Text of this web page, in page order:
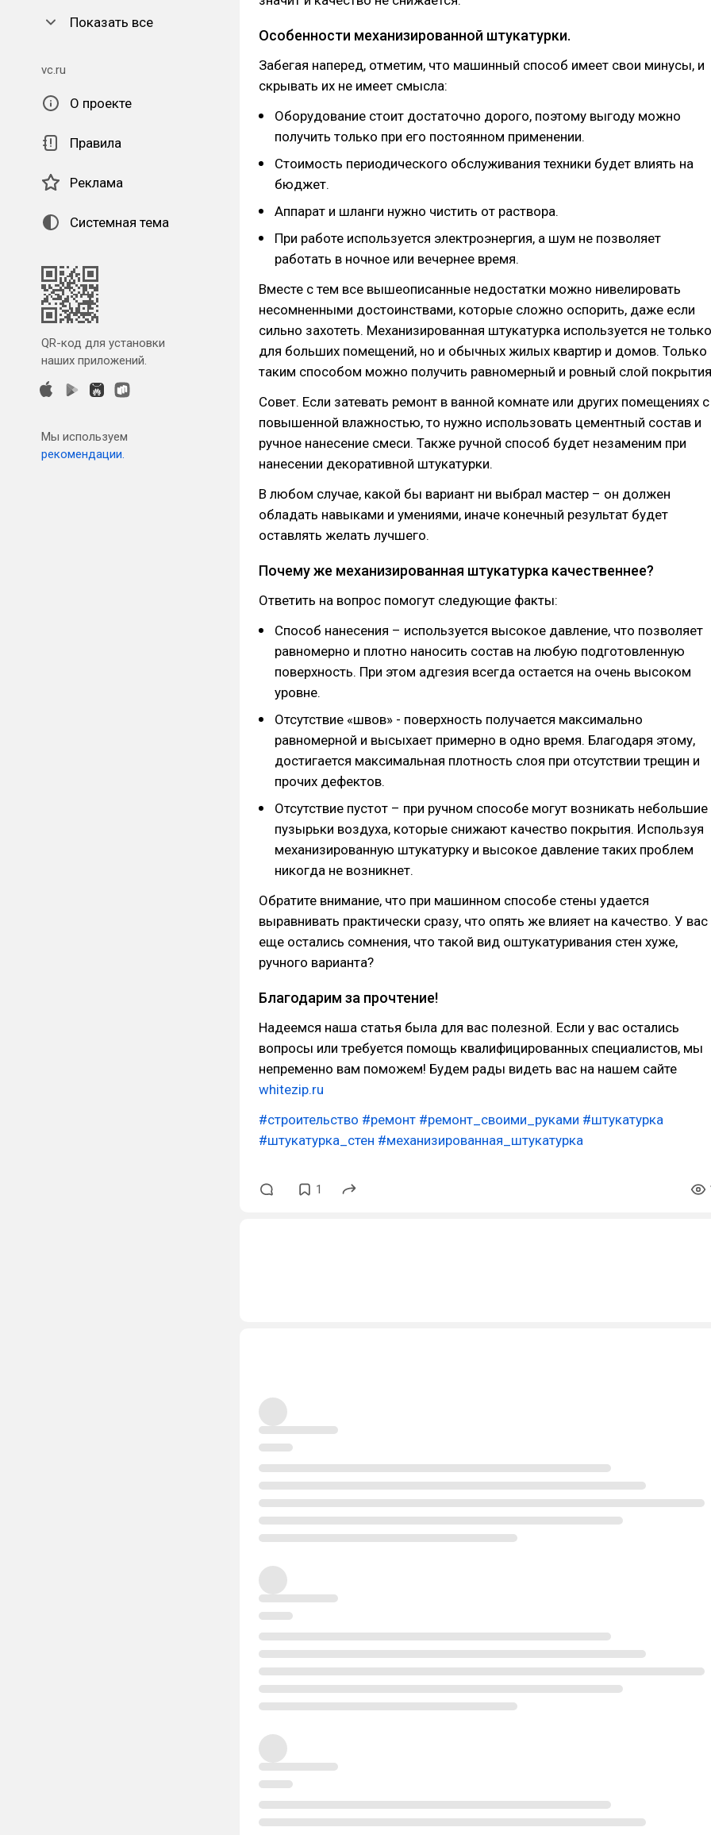
Показать все
vc.ru
О проекте
Правила
Реклама
Системная тема
QR-код для установки
наших приложений.
Мы используем
рекомендации.
Особенности механизированной штукатурки.
Забегая наперед, отметим, что машинный способ имеет свои минусы, и
скрывать их не имеет смысла:
Оборудование стоит достаточно дорого, поэтому выгоду можно
получить только при его постоянном применении.
Стоимость периодического обслуживания техники будет влиять на
бюджет.
Аппарат и шланги нужно чистить от раствора.
При работе используется электроэнергия, а шум не позволяет
работать в ночное или вечернее время.
Вместе с тем все вышеописанные недостатки можно нивелировать
несомненными достоинствами, которые сложно оспорить, даже если
сильно захотеть. Механизированная штукатурка используется не только
для больших помещений, но и обычных жилых квартир и домов. Только
таким способом можно получить равномерный и ровный слой
Совет. Если затевать ремонт в ванной комнате или других помещениях с
повышенной влажностью, то нужно использовать цементный состав и
ручное нанесение смеси. Также ручной способ будет незаменим при
нанесении декоративной штукатурки.
В любом случае, какой бы вариант ни выбрал мастер – он должен
обладать навыками и умениями, иначе конечный результат будет
оставлять желать лучшего.
Почему же механизированная штукатурка качественнее?
Ответить на вопрос помогут следующие факты:
Способ нанесения – используется высокое давление, что позволяет
равномерно и плотно наносить состав на любую подготовленную
поверхность. При этом адгезия всегда остается на очень высоком
уровне.
Отсутствие «швов» - поверхность получается максимально
равномерной и высыхает примерно в одно время. Благодаря этому,
достигается максимальная плотность слоя при отсутствии трещин и
прочих дефектов.
Отсутствие пустот – при ручном способе могут возникать небольшие
пузырьки воздуха, которые снижают качество покрытия. Используя
механизированную штукатурку и высокое давление таких проблем
никогда не возникнет.
Обратите внимание, что при машинном способе стены удается
выравнивать практически сразу, что опять же влияет на качество. У вас
еще остались сомнения, что такой вид оштукатуривания стен хуже,
ручного варианта?
Благодарим за прочтение!
Надеемся наша статья была для вас полезной. Если у вас остались
вопросы или требуется помощь квалифицированных специалистов, мы
непременно вам поможем! Будем рады видеть вас на нашем сайте
whitezip.ru
#строительство #ремонт #ремонт_своими_руками #штукатурка
#штукатурка_стен #механизированная_штукатурка
1